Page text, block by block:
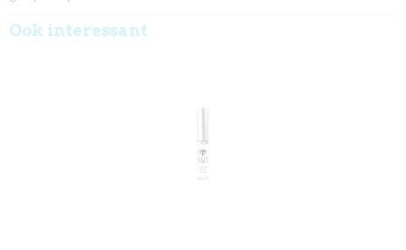
Ook interessant